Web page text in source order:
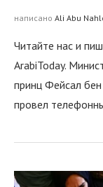
написано Ali Abu
Читайте нас и
ArabiToday.
принц Фейсал
провел